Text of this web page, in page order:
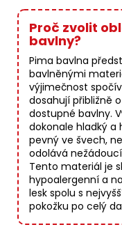
Proč zvolit
bavlny?
Pima bavlna
bavlněnými
výjimečnost
dosahují přibližně
dostupné bavlny.
dokonale hladký
pevný ve švech,
odolává
Tento materiál je
hypoalergenní a
lesk spolu s
pokožku po celý